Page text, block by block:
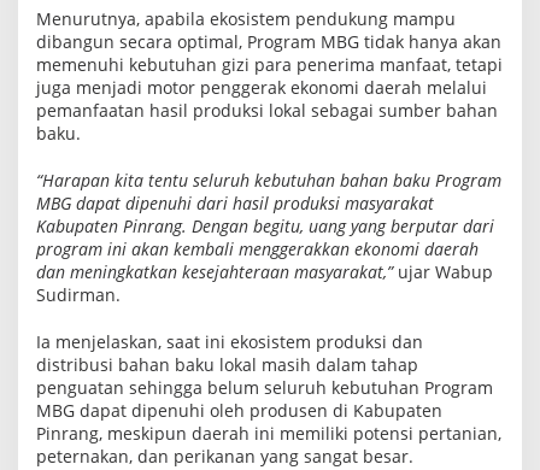
i
K
e
a
k
a
n
Menurutnya, apabila ekosistem pendukung mampu
dibangun secara optimal, Program MBG tidak hanya akan
memenuhi kebutuhan gizi para penerima manfaat, tetapi
juga menjadi motor penggerak ekonomi daerah melalui
pemanfaatan hasil produksi lokal sebagai sumber bahan
baku.
“Harapan kita tentu seluruh kebutuhan bahan baku Program
MBG dapat dipenuhi dari hasil produksi masyarakat
Kabupaten Pinrang. Dengan begitu, uang yang berputar dari
program ini akan kembali menggerakkan ekonomi daerah
dan meningkatkan kesejahteraan masyarakat,”ujar Wabup
Sudirman.
Ia menjelaskan, saat ini ekosistem produksi dan
distribusi bahan baku lokal masih dalam tahap
penguatan sehingga belum seluruh kebutuhan Program
MBG dapat dipenuhi oleh produsen di Kabupaten
Pinrang, meskipun daerah ini memiliki potensi pertanian,
peternakan, dan perikanan yang sangat besar.